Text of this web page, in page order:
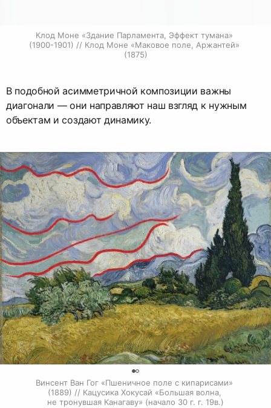
Клод Моне «Здание Парламента, Эффект тумана»
(1900-1901) // Клод Моне «Маковое поле, Аржантей»
(1875)
В подобной асимметричной композиции важны
диагонали — они направляют наш взгляд к нужным
объектам и создают динамику.
Винсент Ван Гог «Пшеничное поле с кипарисами»
(1889) // Кацусика Хокусай «Большая волна,
не тронувшая Канагаву» (начало 30 г. г. 19в.)